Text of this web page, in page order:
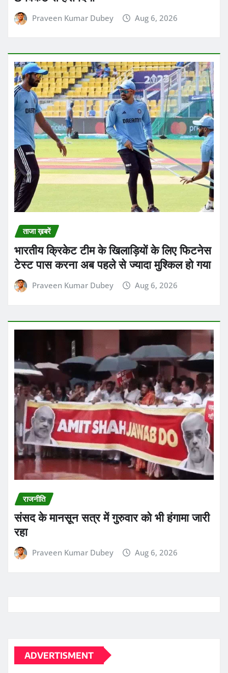
ताजा ख़बरें
भारतीय क्रिकेट टीम के खिलाड़ियों के लिए फिटनेस
टेस्ट पास करना अब पहले से ज्यादा मुश्किल हो गया
Praveen Kumar Dubey Aug 6, 2026
राजनीति
संसद के मानसून सत्र में गुरुवार को भी हंगामा जारी
रहा
Praveen Kumar Dubey Aug 6, 2026